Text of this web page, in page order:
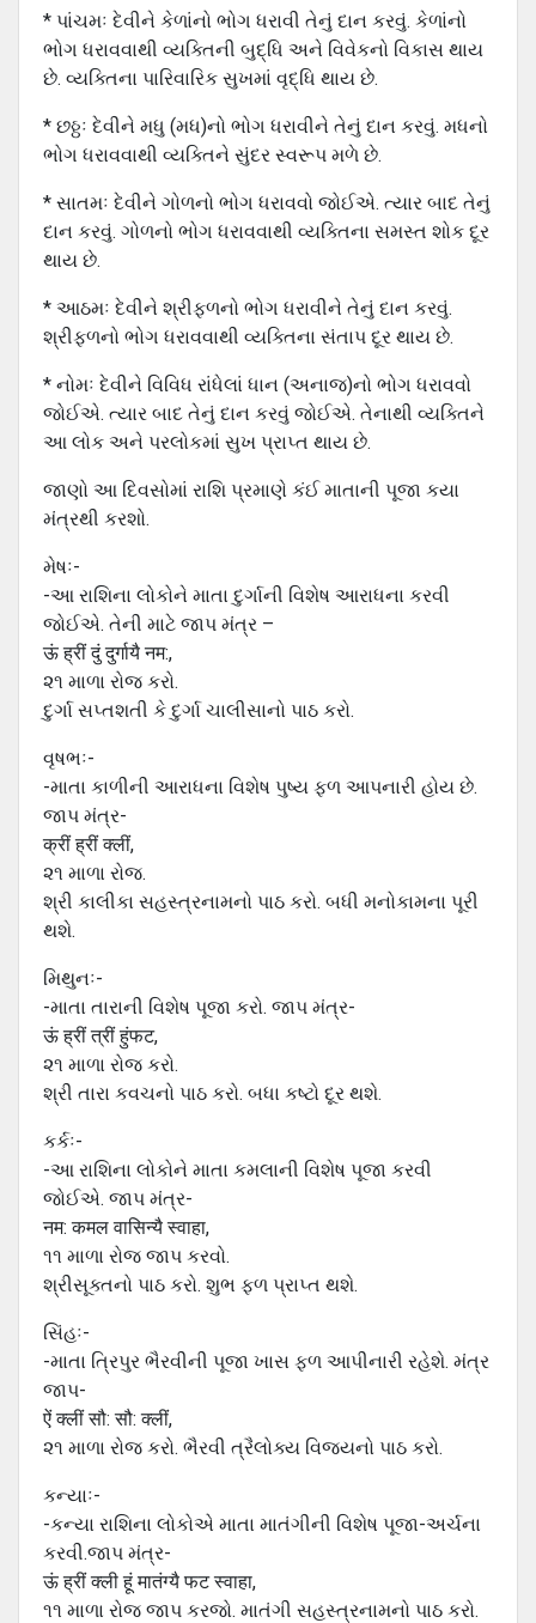
* પાંચમઃ દેવીને કેળાંનો ભોગ ધરાવી તેનું દાન કરવું. કેળાંનો
ભોગ ધરાવવાથી વ્યક્તિની બુદ્ધિ અને વિવેકનો વિકાસ થાય
છે. વ્યક્તિના પારિવારિક સુખમાં વૃદ્ધિ થાય છે.
* છઠ્ઠઃ દેવીને મધુ (મધ)નો ભોગ ધરાવીને તેનું દાન કરવું. મધનો
ભોગ ધરાવવાથી વ્યક્તિને સુંદર સ્વરૂપ મળે છે.
* સાતમઃ દેવીને ગોળનો ભોગ ધરાવવો જોઈએ. ત્યાર બાદ તેનું
દાન કરવું. ગોળનો ભોગ ધરાવવાથી વ્યક્તિના સમસ્ત શોક દૂર
થાય છે.
* આઠમઃ દેવીને શ્રીફળનો ભોગ ધરાવીને તેનું દાન કરવું.
શ્રીફળનો ભોગ ધરાવવાથી વ્યક્તિના સંતાપ દૂર થાય છે.
* નોમઃ દેવીને વિવિધ રાંધેલાં ધાન (અનાજ)નો ભોગ ધરાવવો
જોઈએ. ત્યાર બાદ તેનું દાન કરવું જોઈએ. તેનાથી વ્યક્તિને
આ લોક અને પરલોકમાં સુખ પ્રાપ્ત થાય છે.
જાણો આ દિવસોમાં રાશિ પ્રમાણે કંઈ માતાની પૂજા કયા
મંત્રથી કરશો.
મેષઃ-
-આ રાશિના લોકોને માતા દુર્ગાની વિશેષ આરાધના કરવી
જોઈએ. તેની માટે જાપ મંત્ર –
ऊं ह्रीं दुं दुर्गायै नम:,
૨૧ માળા રોજ કરો.
દુર્ગા સપ્તશતી કે દુર્ગા ચાલીસાનો પાઠ કરો.
વૃષભઃ-
-માતા કાળીની આરાધના વિશેષ પુષ્ય ફળ આપનારી હોય છે.
જાપ મંત્ર-
क्रीं ह्रीं क्लीं,
૨૧ માળા રોજ.
શ્રી કાલીકા સહસ્ત્રનામનો પાઠ કરો. બધી મનોકામના પૂરી
થશે.
મિથુનઃ-
-માતા તારાની વિશેષ પૂજા કરો. જાપ મંત્ર-
ऊं ह्रीं त्रीं हुंफट,
૨૧ માળા રોજ કરો.
શ્રી તારા કવચનો પાઠ કરો. બધા કષ્ટો દૂર થશે.
કર્કઃ-
-આ રાશિના લોકોને માતા કમલાની વિશેષ પૂજા કરવી
જોઈએ. જાપ મંત્ર-
नम: कमल वासिन्यै स्वाहा,
૧૧ માળા રોજ જાપ કરવો.
શ્રીસૂક્તનો પાઠ કરો. શુભ ફળ પ્રાપ્ત થશે.
સિંહઃ-
-માતા ત્રિપુર ભૈરવીની પૂજા ખાસ ફળ આપીનારી રહેશે. મંત્ર
જાપ-
ऐं क्लीं सौ: सौ: क्लीं,
૨૧ માળા રોજ કરો. ભૈરવી ત્રૈલોક્ય વિજયનો પાઠ કરો.
કન્યાઃ-
-કન્યા રાશિના લોકોએ માતા માતંગીની વિશેષ પૂજા-અર્ચના
કરવી.જાપ મંત્ર-
ऊं ह्रीं क्ली हूं मातंग्यै फट स्वाहा,
૧૧ માળા રોજ જાપ કરજો. માતંગી સહસ્ત્રનામનો પાઠ કરો.